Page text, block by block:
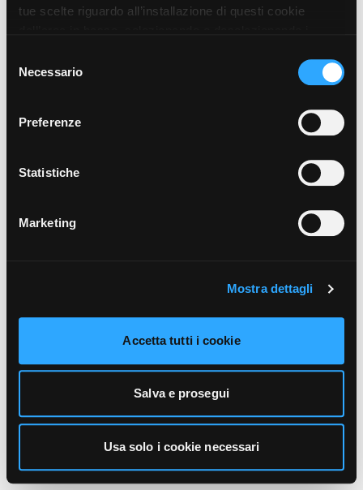
tue scelte riguardo all’installazione di questi cookie
prosegui” o decidere di accettare tutti i cookie, cliccando
sul pulsante “Accetta tutti i cookie”. Cliccando sul tasto
unicamente i cookie necessari alla navigazione. Per
funzionamento, puoi prendere visione dell’informativa
cliccando qui.
delNecessario
Preferenze
Statistiche
Marketing
Mostra dettagli
Accetta tutti i cookie
Salva e prosegui
Usa solo i cookie necessari
404